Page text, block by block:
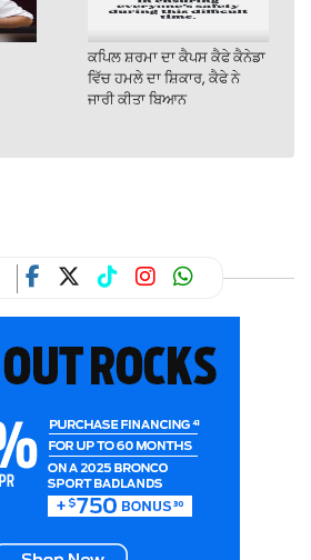
ਕਪਿਲ ਸ਼ਰਮਾ ਦਾ ਕੈਪਸ ਕੈਫੇ ਕੈਨੇਡਾ
ਵਿੱਚ ਹਮਲੇ ਦਾ ਸ਼ਿਕਾਰ, ਕੈਫੇ ਨੇ
ਜਾਰੀ ਕੀਤਾ ਬਿਆਨ